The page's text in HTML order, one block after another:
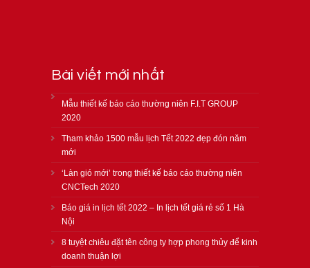
Bài viết mới nhất
Mẫu thiết kế báo cáo thường niên F.I.T GROUP
2020
Tham khảo 1500 mẫu lịch Tết 2022 đẹp đón năm
mới
‘Làn gió mới’ trong thiết kế báo cáo thường niên
CNCTech 2020
Báo giá in lịch tết 2022 – In lịch tết giá rẻ số 1 Hà
Nội
8 tuyệt chiêu đặt tên công ty hợp phong thủy để kinh
doanh thuận lợi